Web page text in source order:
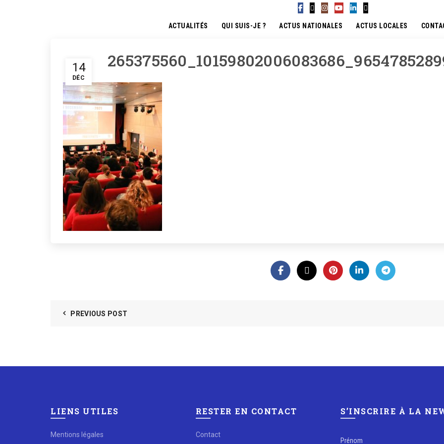
ACTUALITÉS QUI SUIS-JE ? ACTUS NATIONALES ACTUS LOCALES
14
DÉC
PREVIOUS POST
LIENS UTILES
Mentions légales
RESTER EN CONTACT
Contact
S’INSCRIRE À LA